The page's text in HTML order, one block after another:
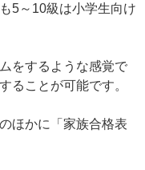
5～10級は小学生向け
をするような感覚で
ることが可能です。
ほかに「家族合格表